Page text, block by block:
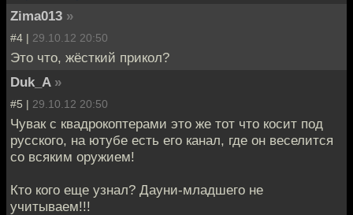
Zima013 »
#4 | 29.10.12 20:50
Это что, жёсткий прикол?
Duk_A »
#5 | 29.10.12 20:50
Чувак с квадрокоптерами это же тот что косит под
русского, на ютубе есть его канал, где он веселится
со всяким оружием!
Кто кого еще узнал? Дауни-младшего не
учитываем!!!